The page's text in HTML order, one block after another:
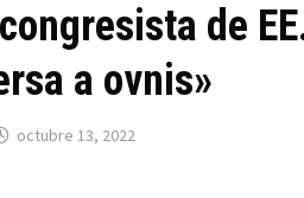
de
a ovnis»
octubre 13, 2022